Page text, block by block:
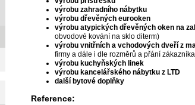
výrobu zahradního nábytku
výrobu dřevěných eurooken
výrobu atypických dřevěných oken na
obvodové kování na sklo diterm)
výrobu vnitřních a vchodových dveří z
firmy a dále i dle rozměrů a přání
výrobu kuchyňských linek
výrobu kancelářského nábytku z LTD
další bytové doplňky
Reference: